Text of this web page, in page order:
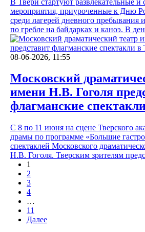
мероприятия, приуроченные к Дню
среди лагерей дневного пребывания
по гребле на байдарках и каноэ. В
08-06-2026, 11:55
Московский
имени Н.В. Гоголя
флагманские
С 8 по 11 июня на сцене Тверского
драмы по программе «Большие
спектаклей Московского
Н.В. Гоголя. Тверским зрителям
1
2
3
4
…
11
Далее